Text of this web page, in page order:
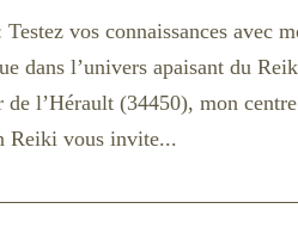
vos connaissances avec
dans l’univers apaisant du
l’Hérault (34450), mon
Reiki vous invite...